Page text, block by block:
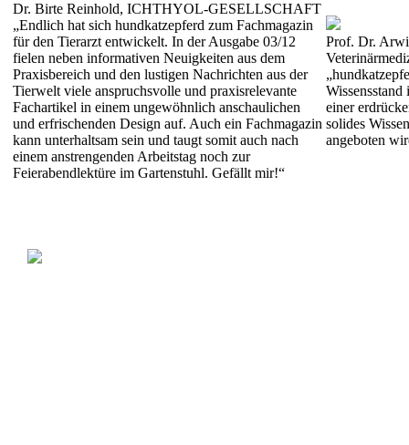
Dr. Birte Reinhold, ICHTHYOL-GESELLSCHAFT
„Endlich hat sich hundkatzepferd zum Fachmagazin
für den Tierarzt entwickelt. In der Ausgabe 03/12
fielen neben informativen Neuigkeiten aus dem
Praxisbereich und den lustigen Nachrichten aus der
Tierwelt viele anspruchsvolle und praxisrelevante
Fachartikel in einem ungewöhnlich anschaulichen
und erfrischenden Design auf. Auch ein Fachmagazin
kann unterhaltsam sein und taugt somit auch nach
einem anstrengenden Arbeitstag noch zur
Feierabendlektüre im Gartenstuhl. Gefällt mir!“
Prof. Dr.
einer
solides
angeboten